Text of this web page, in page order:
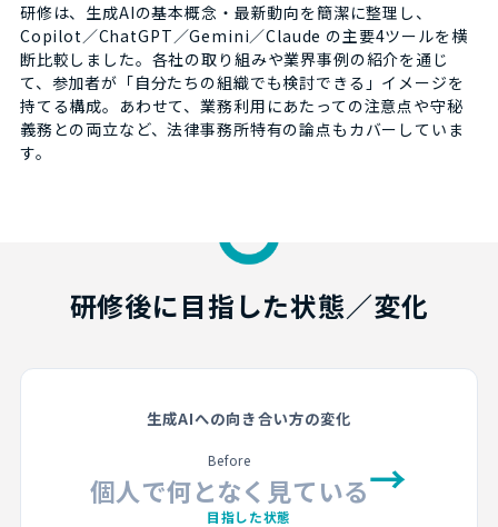
研修は、生成AIの基本概念・最新動向を簡潔に整理し、
Copilot／ChatGPT／Gemini／Claude の主要4ツールを横
断比較しました。各社の取り組みや業界事例の紹介を通じ
て、参加者が「自分たちの組織でも検討できる」イメージを
持てる構成。あわせて、業務利用にあたっての注意点や守秘
義務との両立など、法律事務所特有の論点もカバーしていま
す。
研修後に目指した状態／変化
生成AIへの向き合い方の変化
Before
個人で何となく見ている→
目指した状態